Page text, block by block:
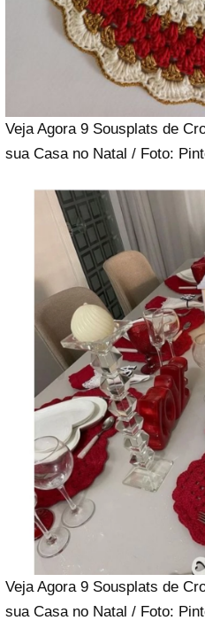
Veja Agora 9 Sousplats de
sua Casa no Natal / Foto:
Veja Agora 9 Sousplats de
sua Casa no Natal / Foto: